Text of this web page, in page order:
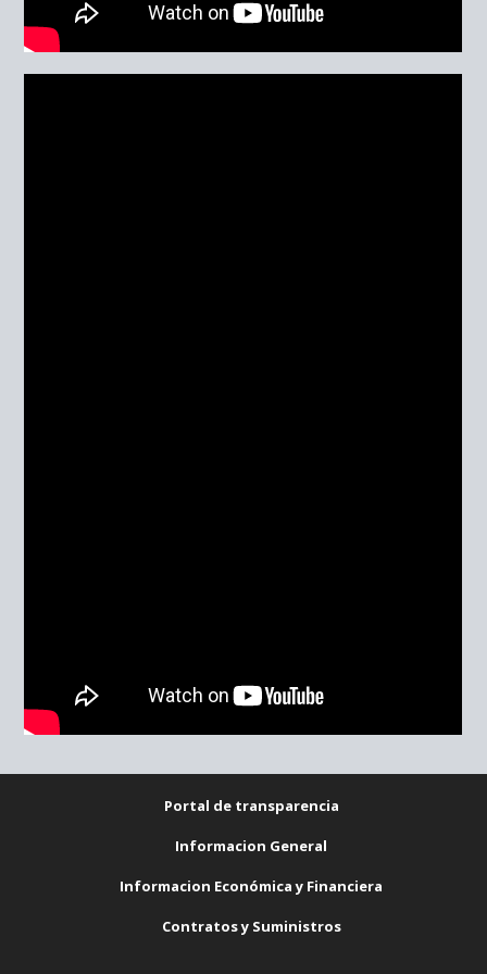
Portal de transparencia
Informacion General
Informacion Económica y Financiera
Contratos y Suministros